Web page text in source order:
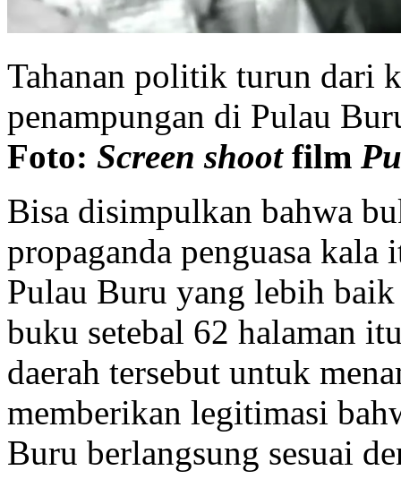
Tahanan politik turun dari
penampungan di Pulau
Foto: Screen shootfilm
Bisa disimpulkan bahwa
propaganda penguasa
Pulau Buru yang lebih
buku setebal 62 halaman
daerah tersebut untuk
memberikan legitimasi
Buru berlangsung sesuai